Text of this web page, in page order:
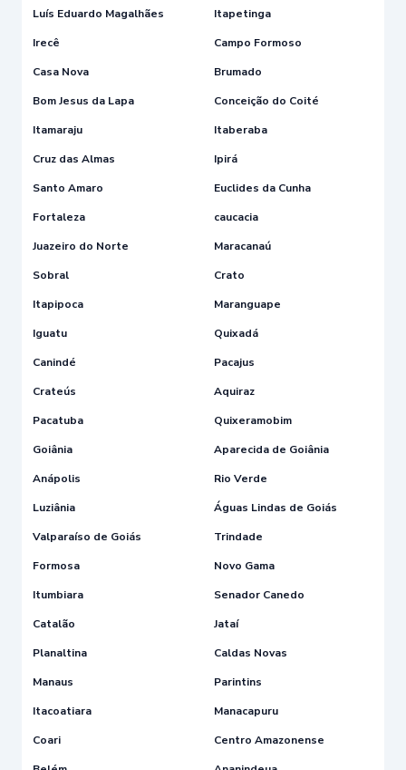
Luís Eduardo Magalhães
Itapetinga
Irecê
Campo Formoso
Casa Nova
Brumado
Bom Jesus da Lapa
Conceição do Coité
Itamaraju
Itaberaba
Cruz das Almas
Ipirá
Santo Amaro
Euclides da Cunha
Fortaleza
caucacia
Juazeiro do Norte
Maracanaú
Sobral
Crato
Itapipoca
Maranguape
Iguatu
Quixadá
Canindé
Pacajus
Crateús
Aquiraz
Pacatuba
Quixeramobim
Goiânia
Aparecida de Goiânia
Anápolis
Rio Verde
Luziânia
Águas Lindas de Goiás
Valparaíso de Goiás
Trindade
Formosa
Novo Gama
Itumbiara
Senador Canedo
Catalão
Jataí
Planaltina
Caldas Novas
Manaus
Parintins
Itacoatiara
Manacapuru
Coari
Centro Amazonense